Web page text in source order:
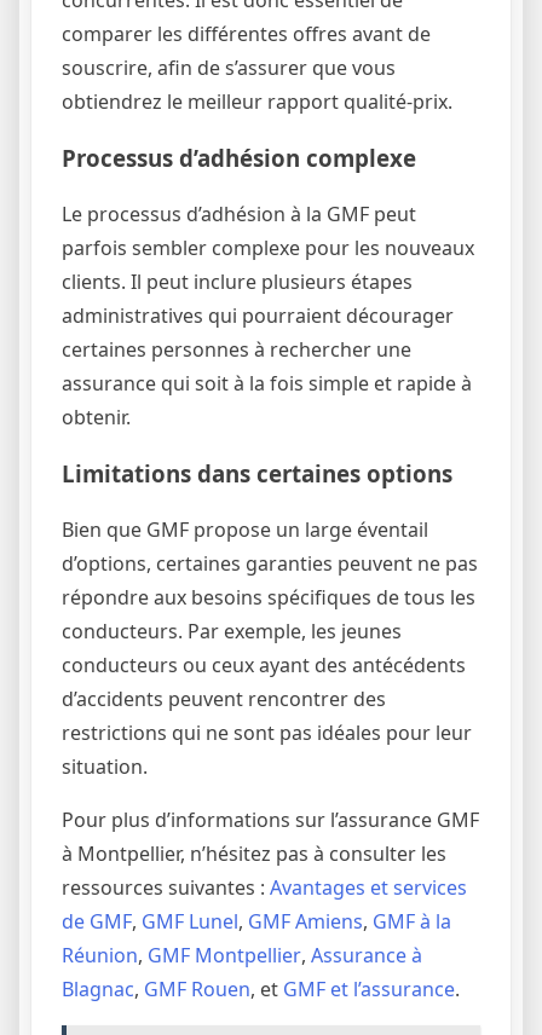
comparer les différentes offres avant de
souscrire, afin de s’assurer que vous
obtiendrez le meilleur rapport qualité-prix.
Processus d’adhésion complexe
Le processus d’adhésion à la GMF peut
parfois sembler complexe pour les nouveaux
clients. Il peut inclure plusieurs étapes
administratives qui pourraient décourager
certaines personnes à rechercher une
assurance qui soit à la fois simple et rapide à
obtenir.
Limitations dans certaines options
Bien que GMF propose un large éventail
d’options, certaines garanties peuvent ne pas
répondre aux besoins spécifiques de tous les
conducteurs. Par exemple, les jeunes
conducteurs ou ceux ayant des antécédents
d’accidents peuvent rencontrer des
restrictions qui ne sont pas idéales pour leur
situation.
Pour plus d’informations sur l’assurance GMF
à Montpellier, n’hésitez pas à consulter les
ressources suivantes : Avantages et services
de GMF, GMF Lunel, GMF Amiens, GMF à la
Réunion, GMF Montpellier, Assurance à
Blagnac, GMF Rouen, et GMF et l’assurance.